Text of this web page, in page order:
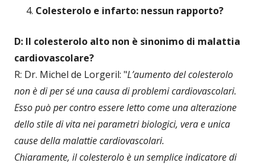
Colesterolo e infarto: nessun rapporto?
D: Il colesterolo alto non è sinonimo di malattia
cardiovascolare?
R: Dr. Michel de Lorgeril: "L’aumento del colesterolo
non è di per sé una causa di problemi cardiovascolari.
Esso può per contro essere letto come una alterazione
dello stile di vita nei parametri biologici, vera e unica
cause della malattie cardiovascolari.
Chiaramente, il colesterolo è un semplice indicatore di